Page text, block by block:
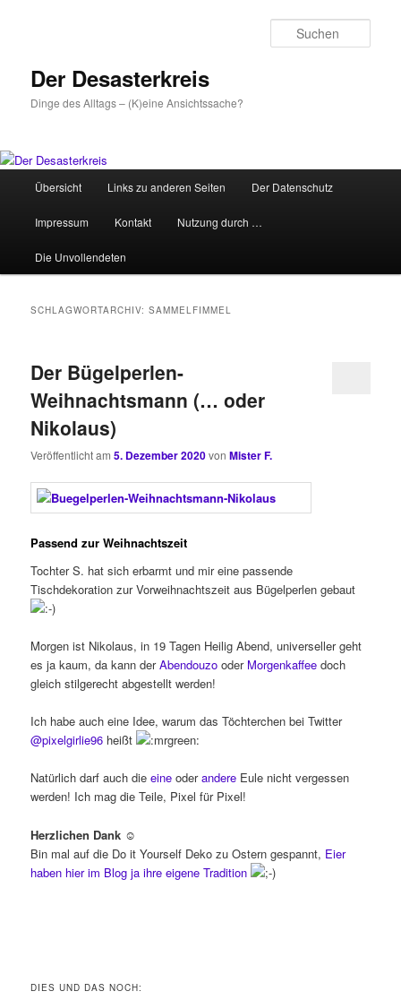
Der Desasterkreis
Dinge des Alltags – (K)eine Ansichtssache?
HauptmenüÜbersicht Links zu anderen Seiten Der Datenschutz
Impressum Kontakt Nutzung durch …
Die Unvollendeten
SCHLAGWORTARCHIV:SAMMELFIMMEL
Der Bügelperlen-
Weihnachtsmann (… oder
Nikolaus)
Veröffentlicht am5. Dezember 2020vonMister F.
Passend zur Weihnachtszeit
Tochter S. hat sich erbarmt und mir eine passende
Tischdekoration zur Vorweihnachtszeit aus Bügelperlen gebaut
Morgen ist Nikolaus, in 19 Tagen Heilig Abend, universeller geht
es ja kaum, da kann derAbendouzo oder Morgenkaffee doch
gleich stilgerecht abgestellt werden!
Ich habe auch eine Idee, warum das Töchterchen bei Twitter
@pixelgirlie96 heißt
Natürlich darf auch dieeine oderandere Eule nicht vergessen
werden! Ich mag die Teile, Pixel für Pixel!
Herzlichen Dank ☺
Bin mal auf die Do it Yourself Deko zu Ostern gespannt, Eier
haben hier im Blog ja ihre eigene Tradition
DIES UND DAS NOCH: